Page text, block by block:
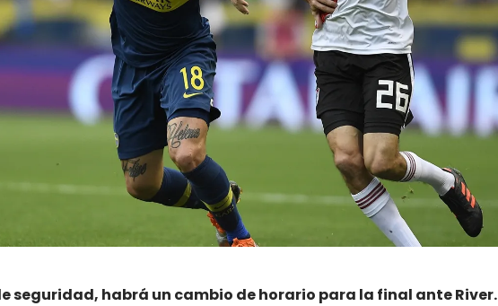
seguridad, habrá un cambio de horario para la final ante River.